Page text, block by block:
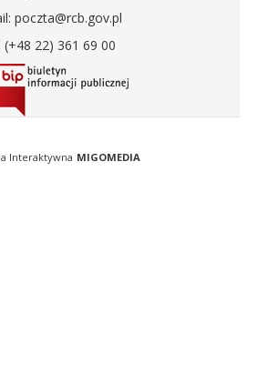
poczta@rcb.gov.pl
(+48 22) 361 69 00
Interaktywna MIGOMEDIA